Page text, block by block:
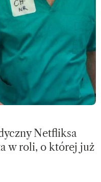
Netfliksa
w roli, o której już